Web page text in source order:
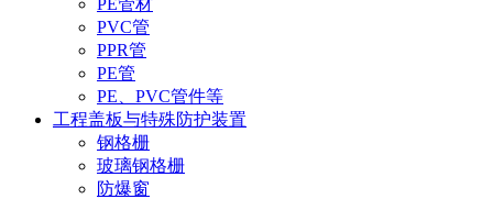
PVC管
PPR管
PE管
PE、PVC管件等
工程盖板与特殊防护装置
钢格栅
玻璃钢格栅
防爆窗